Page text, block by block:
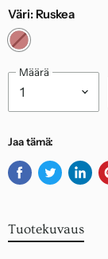
alueelta
Väri:Ruskea
Määrä
Jaa tämä:
Jaa
Twiittaa
Jaa
Tuotekuvaus